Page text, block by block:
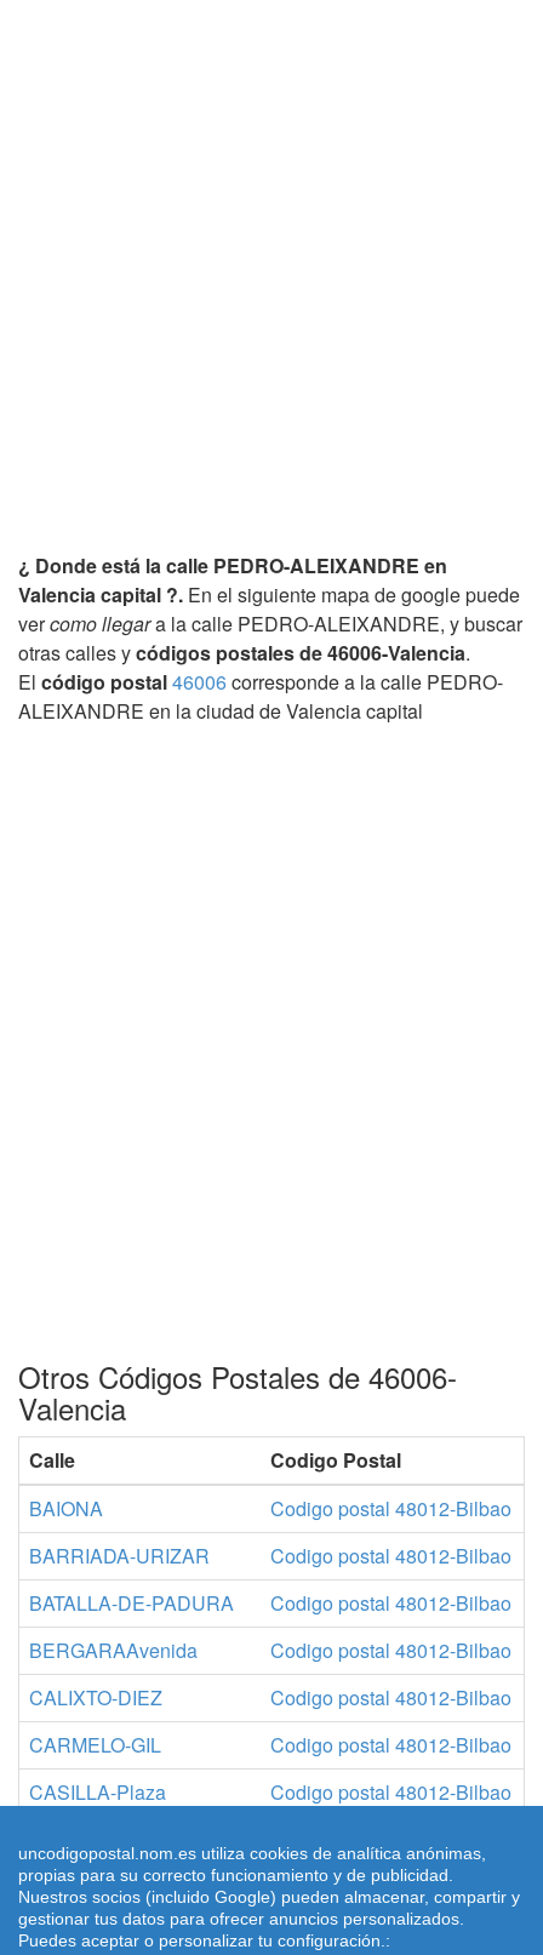
¿ Donde está la calle PEDRO-ALEIXANDRE en
Valencia capital ?. En el siguiente mapa de google puede
vercomo llegara la calle PEDRO-ALEIXANDRE, y buscar
otras calles ycódigos postales de 46006-Valencia.
El código postal46006corresponde a la calle PEDRO-
ALEIXANDRE en la ciudad de Valencia capital
Otros Códigos Postales de 46006-
Valencia
Calle
Codigo Postal
BAIONA
Codigo postal 48012-Bilbao
BARRIADA-URIZAR
Codigo postal 48012-Bilbao
BATALLA-DE-PADURA
Codigo postal 48012-Bilbao
BERGARAAvenida
Codigo postal 48012-Bilbao
CALIXTO-DIEZ
Codigo postal 48012-Bilbao
CARMELO-GIL
Codigo postal 48012-Bilbao
CASILLA-Plaza
Codigo postal 48012-Bilbao
© 2026 uncodigopostal.nom.es, Códigos postales
uncodigopostal.nom.es utiliza cookies de analítica anónimas,
propias para su correcto funcionamiento y de publicidad.
Nuestros socios (incluido Google) pueden almacenar, compartir y
gestionar tus datos para ofrecer anuncios personalizados.
Puedes aceptar o personalizar tu configuración.: